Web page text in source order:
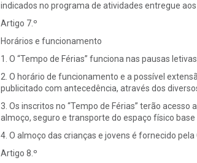
indicados no programa de atividades entregue
Artigo 7.º
Horários e funcionamento
1. O “Tempo de Férias” funciona nas pausas
2. O horário de funcionamento e a possível
publicitado com antecedência, através dos
3. Os inscritos no “Tempo de Férias” terão
almoço, seguro e transporte do espaço físico
4. O almoço das crianças e jovens é fornecido
Artigo 8.º